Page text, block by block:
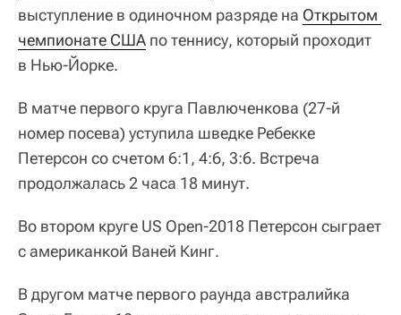
выступление в одиночном разряде на Открытом
чемпионате США по теннису, который проходит
в Нью-Йорке.
В матче первого круга Павлюченкова (27-й
номер посева) уступила шведке Ребекке
Петерсон со счетом 6:1, 4:6, 3:6. Встреча
продолжалась 2 часа 18 минут.
Во втором круге US Open-2018 Петерсон сыграет
с американкой Ваней Кинг.
В другом матче первого раунда австралийка